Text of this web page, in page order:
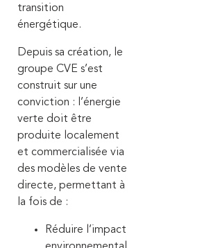
transition
énergétique.
Depuis sa création, le
groupe CVE s’est
construit sur une
conviction : l’énergie
verte doit être
produite localement
et commercialisée via
des modèles de vente
directe, permettant à
la fois de :
Réduire l’impact